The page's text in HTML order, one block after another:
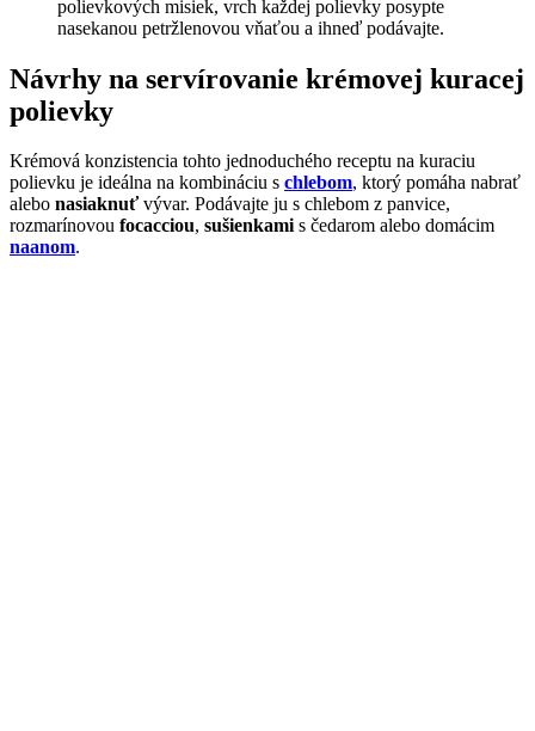
polievkových misiek, vrch každej polievky posypte
nasekanou petržlenovou vňaťou a ihneď podávajte.
Návrhy na servírovanie krémovej kuracej
polievky
Krémová konzistencia tohto jednoduchého receptu na kuraciu
polievku je ideálna na kombináciu s chlebom, ktorý pomáha nabrať
alebo nasiaknuťvývar. Podávajte ju s chlebom z panvice,
rozmarínovou focacciou, sušienkamis čedarom alebo domácim
naanom.